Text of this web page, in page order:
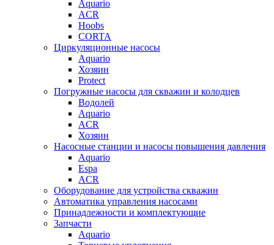
Aquario
ACR
Hoobs
CORTA
Циркуляционные насосы
Aquario
Хозяин
Protect
Погружные насосы для скважин и колодцев
Водолей
Aquario
ACR
Хозяин
Насосные станции и насосы повышения давления
Aquario
Espa
ACR
Оборудование для устройства скважин
Автоматика управления насосами
Принадлежности и комплектующие
Запчасти
Aquario